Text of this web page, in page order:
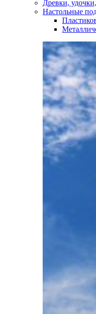
Древки,
Настольные